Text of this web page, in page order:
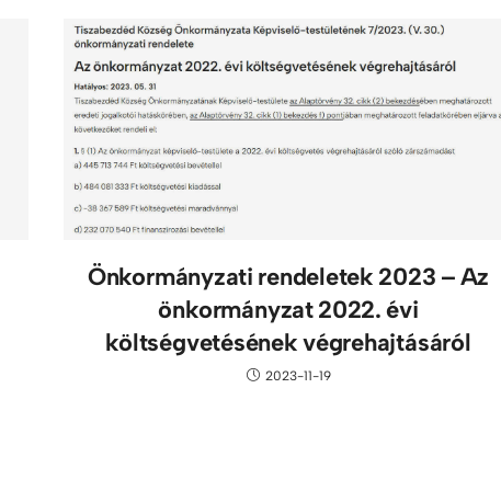
Önkormányzati rendeletek 2023 – Az
önkormányzat 2022. évi
költségvetésének végrehajtásáról
2023-11-19